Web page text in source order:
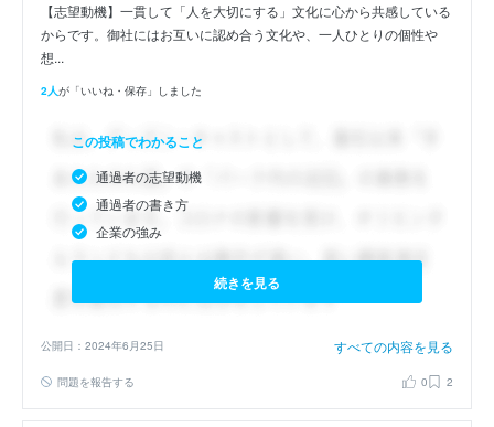
【志望動機】一貫して「人を大切にする」文化に心から共感している
からです。御社にはお互いに認め合う文化や、一人ひとりの個性や
想...
2人が「いいね・保存」しました
この投稿でわかること
通過者の志望動機
通過者の書き方
企業の強み
続きを見る
公開日：2024年6月25日 すべての内容を見る
問題を報告する 0 2